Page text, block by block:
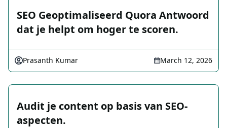
SEO Geoptimaliseerd Quora Antwoord
dat je helpt om hoger te scoren.
Prasanth Kumar March 12, 2026
Audit je content op basis van SEO-
aspecten.